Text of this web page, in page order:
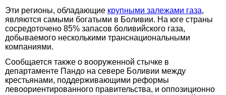
Эти регионы, обладающие крупными залежами газа,
являются самыми богатыми в Боливии. На юге страны
сосредоточено 85% запасов боливийского газа,
добываемого несколькими транснациональными
компаниями.
Сообщается также о вооруженной стычке в
департаменте Пандо на севере Боливии между
крестьянами, поддерживающими реформы
левоориентированного правительства, и оппозиционно